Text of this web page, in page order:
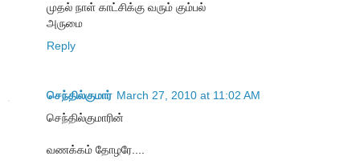
முதல் நாள் காட்சிக்கு வரும் கும்பல்
அருமை
Reply
செந்தில்குமார் March 27, 2010 at 11:02 AM
செந்தில்குமாரின்
வணக்கம் தோழரே....